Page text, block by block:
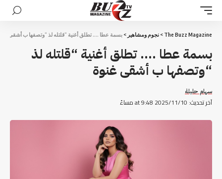
The Buzz Magazine
> نجوم ومشاهير > بسمة عطا …. تطلق أغنية “قلتله لذ “وتصفها ب أشقى
بسمة عطا …. تطلق أغنية “قلتله لذ
“وتصفها ب أشقى غنوة
آخر تحديث: 2025/11/10 at 9:48 مساءً
سهام حليلة